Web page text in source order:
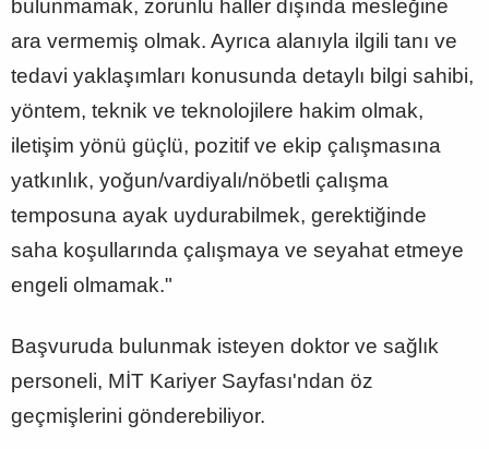
bulunmamak, zorunlu haller dışında mesleğine
ara vermemiş olmak. Ayrıca alanıyla ilgili tanı ve
tedavi yaklaşımları konusunda detaylı bilgi sahibi,
yöntem, teknik ve teknolojilere hakim olmak,
iletişim yönü güçlü, pozitif ve ekip çalışmasına
yatkınlık, yoğun/vardiyalı/nöbetli çalışma
temposuna ayak uydurabilmek, gerektiğinde
saha koşullarında çalışmaya ve seyahat etmeye
engeli olmamak."
Başvuruda bulunmak isteyen doktor ve sağlık
personeli, MİT Kariyer Sayfası'ndan öz
geçmişlerini gönderebiliyor.